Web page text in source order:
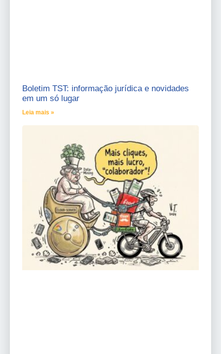
Boletim TST: informação jurídica e novidades
em um só lugar
Leia mais »